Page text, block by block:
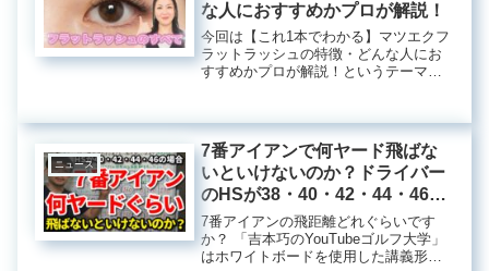
な人におすすめかプロが解説！
今回は【これ1本でわかる】マツエクフ
ラットラッシュの特徴・どんな人にお
すすめかプロが解説！というテーマで
の種類は多岐にわたり、その中でも特
に注目を集めているのが「フラット
ラ...
ニュース
7番アイアンで何ヤード飛ばな
いといけないのか？ドライバー
のHSが38・40・42・44・46・
48の場合の7Iの距離の目安をご
紹介します。7Iのロフト角の違
いによる距離の違いも解説しま
7番アイアンの飛距離どれぐらいです
か？ 「吉本巧のYouTubeゴルフ大学」
はホワイトボードを使用した講義形式